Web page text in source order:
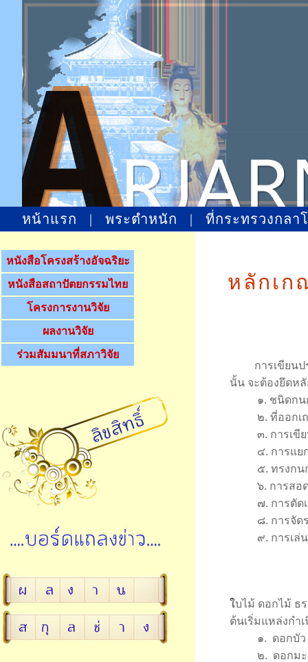
หน้าแรก | พระตำหนัก | ที่กระทรวงกลา
หนังสือโครงสร้างอัจฉริยะ
หนังสือสถาปัตยกรรมไทย
โครงการงานวิจัย
ผลงานวิจัย
ร่วมสัมมนาที่สภาวิจัย
หลักเก
การเขียน
นั้น จะต้องยึดห
๑. ชนิดกนก
๒. ที่ออกเถ
๓. การเขียน
๔. การแยกเ
๕. ทรงกนก
๖. การสอดไ
๗. การตัดเ
๘. การจัดร
๙. การเล่นลู
ใบไม้ ดอกไม้ ธ
ต้นเริ่มแหล่งกำ
๑. ดอกบัว
๒. ดอกมะ